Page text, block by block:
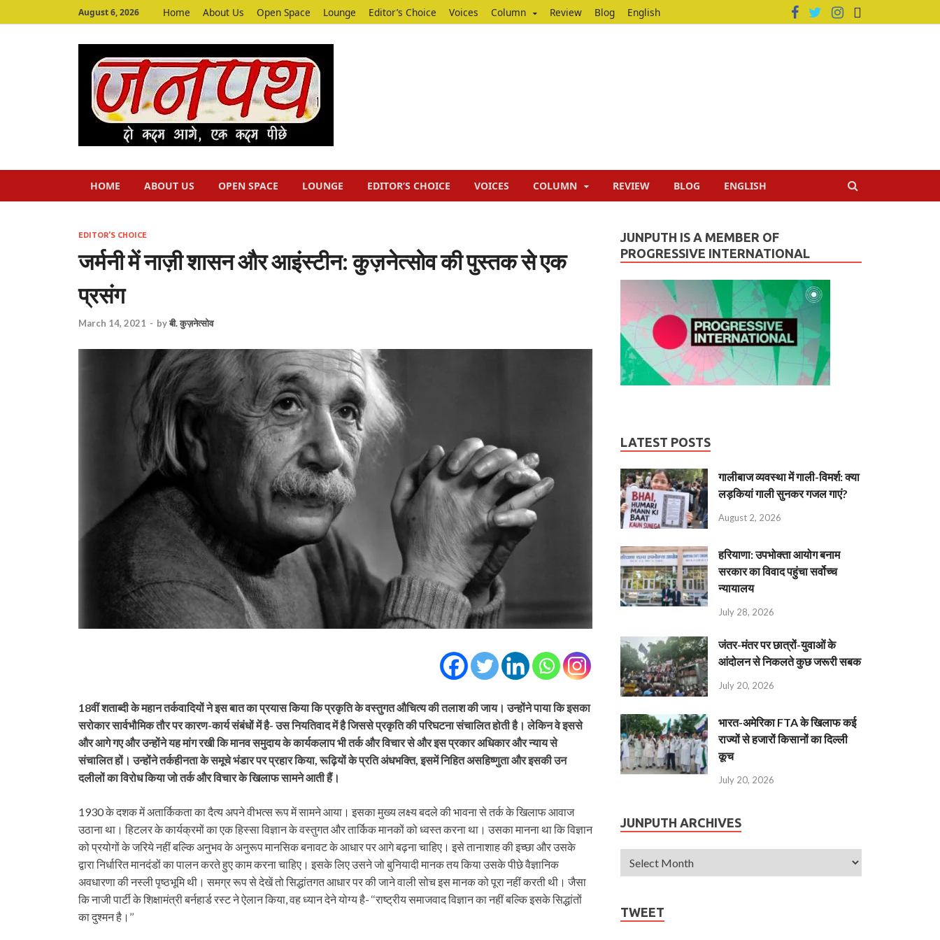
August 6, 2026 Home About Us Open Space Lounge Editor’s Choice Voices Column Review Blog English
HOME ABOUT US OPEN SPACE LOUNGE EDITOR’S CHOICE VOICES COLUMN REVIEW BLOG ENGLISH
EDITOR'S CHOICE
जर्मनी में नाज़ी शासन और आइंस्टीन: कुज़नेत्सोव की पुस्तक से एक
प्रसंग
March 14, 2021 - byबी. कुज़नेत्सोव
18वीं शताब्दी के महान तर्कवादियों ने इस बात का प्रयास किया कि प्रकृति के वस्तुगत औचित्य की तलाश की जाय। उन्होंने पाया कि इसका
सरोकार सार्वभौमिक तौर पर कारण-कार्य संबंधों में है- उस नियतिवाद में है जिससे प्रकृति की परिघटना संचालित होती है। लेकिन वे इससे
और आगे गए और उन्होंने यह मांग रखी कि मानव समुदाय के कार्यकलाप भी तर्क और विचार से और इस प्रकार अधिकार और न्याय से
संचालित हों। उन्होंने तर्कहीनता के समूचे भंडार पर प्रहार किया, रूढ़ियों के प्रति अंधभक्ति, इसमें निहित असहिष्णुता और इसकी उन
दलीलों का विरोध किया जो तर्क और विचार के खिलाफ सामने आती हैं।
1930 के दशक में अतार्किकता का दैत्य अपने वीभत्स रूप में सामने आया। इसका मुख्य लक्ष्य बदले की भावना से तर्क के खिलाफ आवाज
उठाना था। हिटलर के कार्यक्रमों का एक हिस्सा विज्ञान के वस्तुगत और तार्किक मानकों को ध्वस्त करना था। उसका मानना था कि विज्ञान
को प्रयोगों के जरिये नहीं बल्कि अनुभव के अनुरूप मानसिक बनावट के आधार पर आगे बढ़ना चाहिए। इसे तानाशाह की इच्छा और उसके
द्वारा निर्धारित मानदंडों का पालन करते हुए काम करना चाहिए। इसके लिए उसने जो बुनियादी मानक तय किया उसके पीछे वैज्ञानिक
अवधारणा की नस्ली पृष्ठभूमि थी। समग्र रूप से देखें तो सिद्धांतगत आधार पर की जाने वाली सोच इस मानक को पूरा नहीं करती थी। जैसा
कि नाजी पार्टी के शिक्षामंत्री बर्नहार्ड रस्ट ने ऐलान किया, वह ध्यान देने योग्य है- ‘‘राष्ट्रीय समाजवाद विज्ञान का नहीं बल्कि इसके सिद्धांतों
का दुश्मन है।’’
JUNPUTH IS A MEMBER OF
PROGRESSIVE INTERNATIONAL
LATEST POSTS
गालीबाज व्‍यवस्‍था में गाली-विमर्श: क्या
लड़कियां गाली सुनकर गजल गाएं?
August 2, 2026
हरियाणा: उपभोक्ता आयोग बनाम
सरकार का विवाद पहुंचा सर्वोच्च
न्यायालय
July 28, 2026
जंतर-मंतर पर छात्रों-युवाओं के
आंदोलन से निकलते कुछ जरूरी सबक
July 20, 2026
भारत-अमेरिका FTA के खिलाफ कई
राज्यों से हजारों किसानों का दिल्ली
कूच
July 20, 2026
JUNPUTH ARCHIVES
TWEET